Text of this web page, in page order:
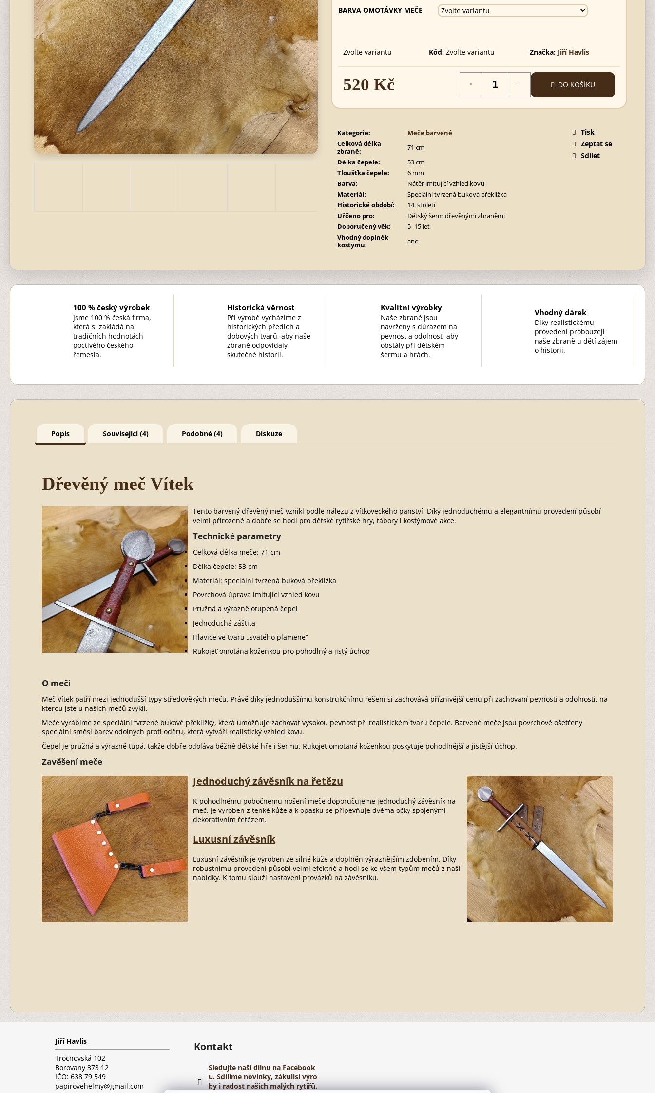
BARVA OMOTÁVKY MEČE
Zvolte variantu Kód: Zvolte variantu Značka: Jiří Havlis
520 Kč
cena:
DO KOŠÍKU
Kategorie:
Meče barvené
Celková délka
zbraně:
71 cm
Délka čepele:
53 cm
Tloušťka čepele:
6 mm
Barva:
Nátěr imitující vzhled kovu
Materiál:
Speciální tvrzená buková překližka
Historické období:
14. století
Uřčeno pro:
Dětský šerm dřevěnými zbraněmi
Doporučený věk:
5–15 let
Vhodný doplněk
kostýmu: ano
Tisk
Zeptat se
Sdílet
100 % český výrobek
Jsme 100 % česká firma,
která si zakládá na
tradičních hodnotách
poctivého českého
řemesla.
Historická věrnost
Při výrobě vycházíme z
historických předloh a
dobových tvarů, aby naše
zbraně odpovídaly
skutečné historii.
Kvalitní výrobky
Naše zbraně jsou
navrženy s důrazem na
pevnost a odolnost, aby
obstály při dětském
šermu a hrách.
Vhodný dárek
Díky realistickému
provedení probouzejí
naše zbraně u dětí zájem
o historii.
Popis Související (4) Podobné (4) Diskuze
Dřevěný meč Vítek
Tento barvený dřevěný meč vznikl podle nálezu z vítkoveckého panství. Díky jednoduchému a elegantnímu provedení působí
velmi přirozeně a dobře se hodí pro dětské rytířské hry, tábory i kostýmové akce.
Technické parametry
Celková délka meče: 71 cm
Délka čepele: 53 cm
Materiál: speciální tvrzená buková překližka
Povrchová úprava imitující vzhled kovu
Pružná a výrazně otupená čepel
Jednoduchá záštita
Hlavice ve tvaru „svatého plamene“
Rukojeť omotána koženkou pro pohodlný a jistý úchop
O meči
Meč Vítek patří mezi jednodušší typy středověkých mečů. Právě díky jednoduššímu konstrukčnímu řešení si zachovává příznivější cenu při zachování pevnosti a odolnosti, na
kterou jste u našich mečů zvyklí.
Meče vyrábíme ze speciální tvrzené bukové překližky, která umožňuje zachovat vysokou pevnost při realistickém tvaru čepele. Barvené meče jsou povrchově ošetřeny
speciální směsí barev odolných proti oděru, která vytváří realistický vzhled kovu.
Čepel je pružná a výrazně tupá, takže dobře odolává běžné dětské hře i šermu. Rukojeť omotaná koženkou poskytuje pohodlnější a jistější úchop.
Zavěšení meče
Jednoduchý závěsník na řetězu
K pohodlnému pobočnému nošení meče doporučujeme jednoduchý závěsník na
meč. Je vyroben z tenké kůže a k opasku se připevňuje dvěma očky spojenými
dekorativním řetězem.
Luxusní závěsník
Luxusní závěsník je vyroben ze silné kůže a doplněn výraznějším zdobením. Díky
robustnímu provedení působí velmi efektně a hodí se ke všem typům mečů z naší
nabídky. K tomu slouží nastavení provázků na závěsníku.
620 Kč 495 Kč 890 Kč
Z
Jiří Havlis
Trocnovská 102
Borovany 373 12
IČO: 638 79 549
papirovehelmy@gmail.com
Kontakt
Sledujte naši dílnu na Facebook
u. Sdílíme novinky, zákulisí výro
by i radost našich malých rytířů.